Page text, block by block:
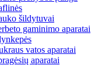
šildytuvai
gaminimo aparatai
vatos aparatai
aparatai